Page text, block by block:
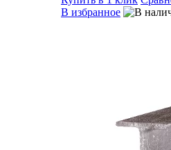
В избранное